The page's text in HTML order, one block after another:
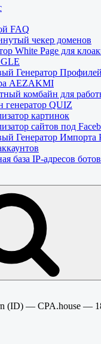
FAQ
чекер доменов
White Page для
Генератор
AEZAKMI
комбайн для
генератор QUIZ
картинок
сайтов под
Генератор Импорта
база IP-адресов
(ID) — CPA.house —